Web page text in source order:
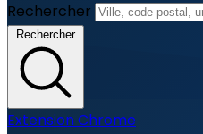
Rechercher
Rechercher
Extension Chrome